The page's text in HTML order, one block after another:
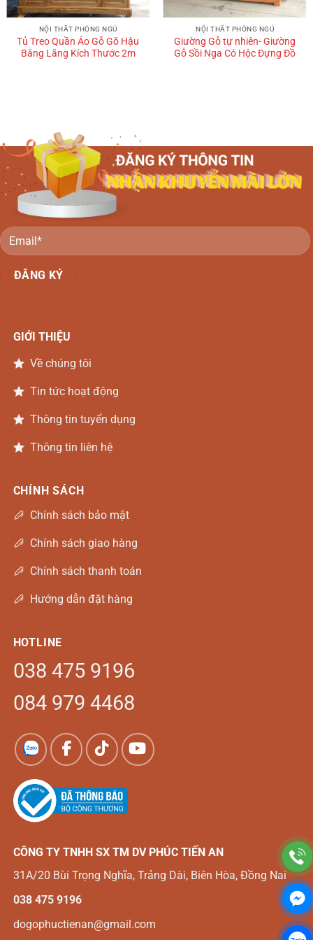
NỘI THẤT PHÒNG NGỦ
Tủ Treo Quần Áo Gỗ Gõ Hậu
Bằng Lăng Kích Thước 2m
NỘI THẤT PHÒNG NGỦ
Giường Gỗ tự nhiên- Giường
Gỗ Sồi Nga Có Hộc Đựng Đồ
GIỚI THIỆU
Về chúng tôi
Tin tức hoạt động
Thông tin tuyển dụng
Thông tin liên hệ
CHÍNH SÁCH
Chính sách bảo mật
Chính sách giao hàng
Chính sách thanh toán
Hướng dẫn đặt hàng
HOTLINE
038 475 9196
084 979 4468
CÔNG TY TNHH SX TM DV PHÚC TIẾN AN
31A/20 Bùi Trọng Nghĩa, Trảng Dài, Biên Hòa, Đồng Nai
038 475 9196
dogophuctienan@gmail.com